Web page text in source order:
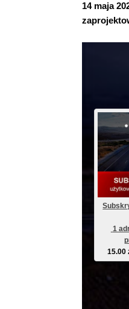
14 maja
15.00